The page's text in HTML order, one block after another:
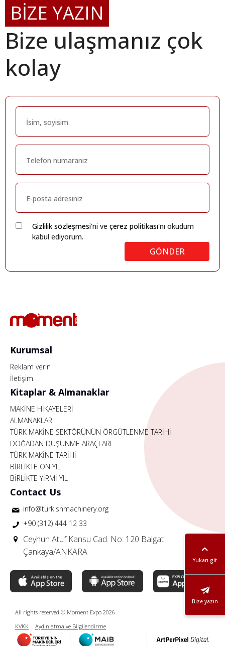
BİZE YAZIN
Bize ulaşmanız çok
kolay
Gizlilik sözleşmesi'ni ve çerez politikası'nı okudum
kabul ediyorum.
GÖNDER
Yukarı git
Bize yazın
Kurumsal
Reklam verin
İletişim
Kitaplar & Almanaklar
MAKİNE HİKAYELERİ
ALMANAKLAR
TÜRK MAKİNE SEKTÖRÜNÜN ÖRGÜTLENME TARİHİ
DOĞADAN DÜŞÜNME ARAÇLARI
TÜRK MAKİNE TARİHİ
BİRLİKTE ON YIL
BİRLİKTE YİRMİ YIL
Contact Us
info@turkishmachinery.org
+90 (312) 444 12 33
Ceyhun Atuf Kansu Cad. No: 120 Balgat
Çankaya/ANKARA
All rights reserved © Moment Expo 2026
KVKK
Aydınlatma ve Bilgilendirme